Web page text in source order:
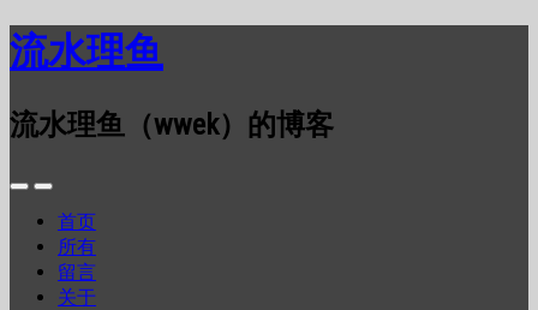
流水理鱼
流水理鱼（wwek）的博客
首页
所有
留言
关于